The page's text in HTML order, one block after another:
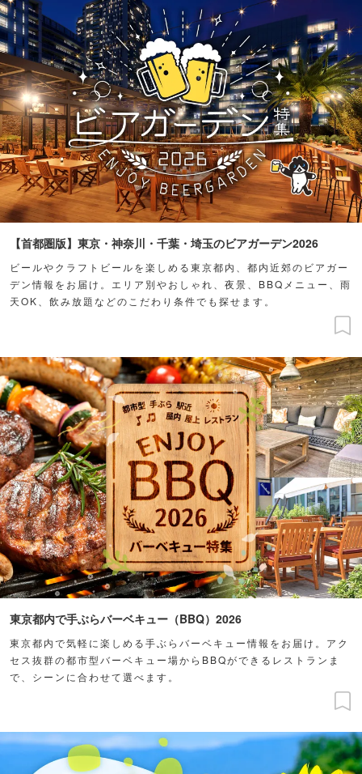
【首都圏版】東京・神奈川・千葉・埼玉のビアガーデン2026
ビールやクラフトビールを楽しめる東京都内、都内近郊のビアガー
デン情報をお届け。エリア別やおしゃれ、夜景、BBQメニュー、雨
天OK、飲み放題などのこだわり条件でも探せます。
東京都内で手ぶらバーベキュー（BBQ）2026
東京都内で気軽に楽しめる手ぶらバーベキュー情報をお届け。アク
セス抜群の都市型バーベキュー場からBBQができるレストランま
で、シーンに合わせて選べます。